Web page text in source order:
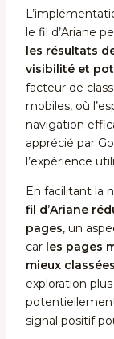
le fil d’Ariane
les résultats
visibilité et
facteur de
mobiles, où
navigation
apprécié par
l’expérience
En facilitant la
fil d’Ariane
pages, un
car les pages
mieux classées
exploration
signal positif